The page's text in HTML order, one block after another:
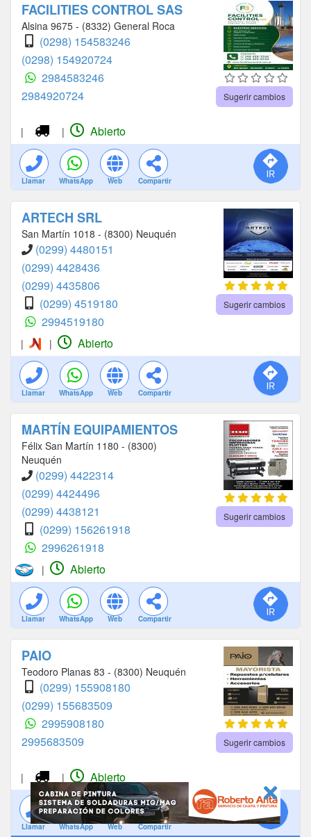
FACILITIES CONTROL SAS
Alsina 9675 - (8332) General Roca
(0298) 154583246
(0298) 154920724
2984583246
2984920724
Sugerir cambios
| | Abierto
Llamar WhatsApp Web Compartir
ARTECH SRL
San Martín 1018 - (8300) Neuquén
(0299) 4480151
(0299) 4428436
(0299) 4435806
(0299) 4519180
2994519180
Sugerir cambios
| | Abierto
Llamar WhatsApp Web Compartir
MARTÍN EQUIPAMIENTOS
Félix San Martín 1180 - (8300)
Neuquén
(0299) 4422314
(0299) 4424496
(0299) 4438121
(0299) 156261918
2996261918
Sugerir cambios
| Abierto
Llamar WhatsApp Web Compartir
PAIO
Teodoro Planas 83 - (8300) Neuquén
(0299) 155908180
(0299) 155683509
2995908180
2995683509
Sugerir cambios
| | Abierto
Llamar WhatsApp Web Compartir